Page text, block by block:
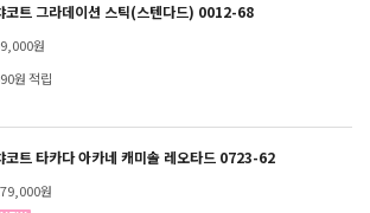
코트 그라데이션 스틱(스텐다드) 0012-68
원
원 적립
코트 타카다 아카네 캐미솔 레오타드 0723-62
원